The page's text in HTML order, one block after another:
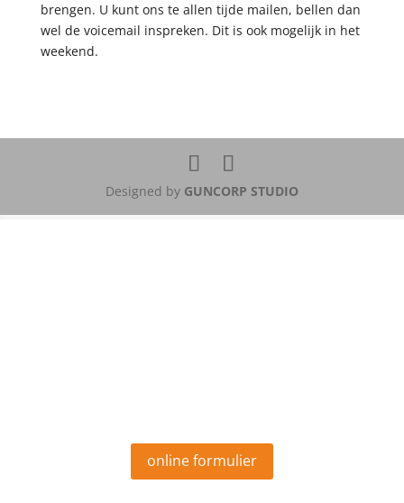
brengen. U kunt ons te allen tijde mailen, bellen dan
wel de voicemail inspreken. Dit is ook mogelijk in het
weekend.
Designed by GUNCORP STUDIO
online formulier